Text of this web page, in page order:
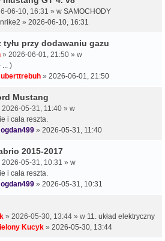
06-10, 16:31 » w SAMOCHODY
» 2026-06-10, 16:31
tyłu przy dodawaniu gazu
» 2026-06-01, 21:50 » w
... )
» 2026-06-01, 21:50
Mustang
2026-05-31, 11:40 » w
i cała reszta.
» 2026-05-31, 11:40
2015-2017
2026-05-31, 10:31 » w
i cała reszta.
» 2026-05-31, 10:31
» 2026-05-30, 13:44 » w 11. układ elektryczny
Kucyk » 2026-05-30, 13:44